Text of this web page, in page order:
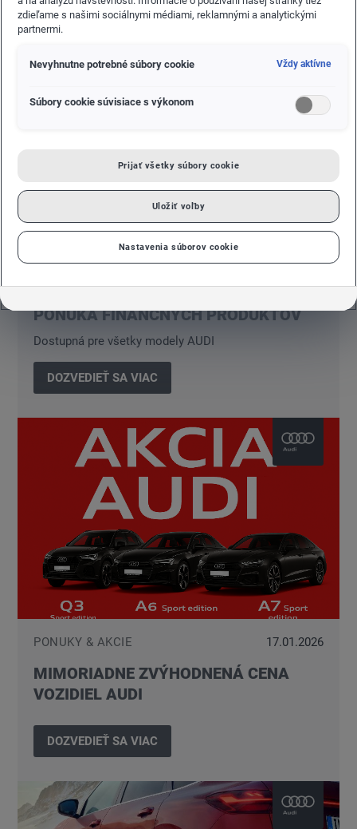
ZNAČKY
PONUKY & AKCIE 01.03.2026
PONUKA FINANČNÝCH PRODUKTOV
Dostupná pre všetky modely AUDI
DOZVEDIEŤ SA VIAC
PONUKY & AKCIE 17.01.2026
MIMORIADNE ZVÝHODNENÁ CENA
VOZIDIEL AUDI
DOZVEDIEŤ SA VIAC
zdieľame s našimi sociálnymi médiami, reklamnými a analytickými
partnermi.
Nevyhnutne potrebné súbory cookie Vždy aktívne
Súbory cookie súvisiace s výkonom
Prijať všetky súbory cookie
Uložiť voľby
Nastavenia súborov cookie